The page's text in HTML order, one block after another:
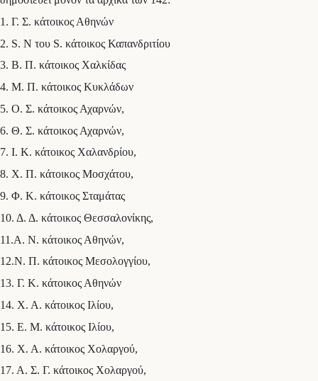
1. Γ. Σ. κάτοικος Αθηνών
2. S. Ν του S. κάτοικος Καπανδριτίου
3. Β. Π. κάτοικος Χαλκίδας
4. Μ. Π. κάτοικος Κυκλάδων
5. Ο. Σ. κάτοικος Αχαρνών,
6. Θ. Σ. κάτοικος Αχαρνών,
7. Ι. Κ. κάτοικος Χαλανδρίου,
8. Χ. Π. κάτοικος Μοσχάτου,
9. Φ. Κ. κάτοικος Σταμάτας
10. Δ. Δ. κάτοικος Θεσσαλονίκης,
11.Α. Ν. κάτοικος Αθηνών,
12.Ν. Π. κάτοικος Μεσολογγίου,
13. Γ. Κ. κάτοικος Αθηνών
14. Χ. Α. κάτοικος Ιλίου,
15. Ε. Μ. κάτοικος Ιλίου,
16. Χ. Α. κάτοικος Χολαργού,
17. Α. Σ. Γ. κάτοικος Χολαργού,